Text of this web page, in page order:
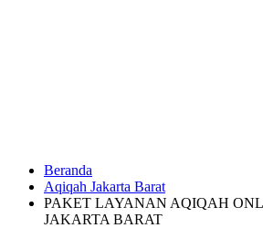
HUBUNGI
KAMI
Beranda
Aqiqah Jakarta Barat
PAKET LAYANAN AQIQAH
JAKARTA BARAT